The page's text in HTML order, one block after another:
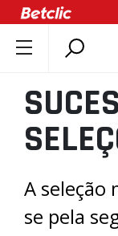
ÚLTIMAS
CLUBES
A seleção
se pela